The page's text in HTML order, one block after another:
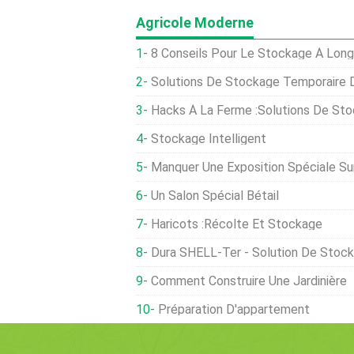
Agricole Moderne
8 Conseils Pour Le Stockage À
Solutions De Stockage Temporaire
Hacks À La Ferme :solutions De
Stockage Intelligent
Manquer Une Exposition Spéciale
Un Salon Spécial Bétail
Haricots :Récolte Et Stockage
Dura SHELL-Ter - Solution De
Comment Construire Une Jardinière
Préparation D'appartement